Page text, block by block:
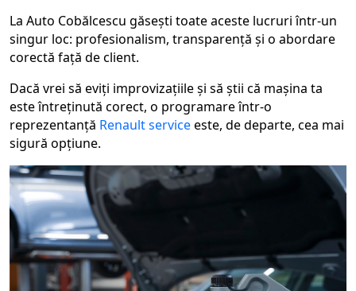
La Auto Cobălcescu găsești toate aceste lucruri într-un
singur loc: profesionalism, transparență și o abordare
corectă față de client.
Dacă vrei să eviți improvizațiile și să știi că mașina ta
este întreținută corect, o programare într-o
reprezentanță Renault serviceeste, de departe, cea mai
sigură opțiune.